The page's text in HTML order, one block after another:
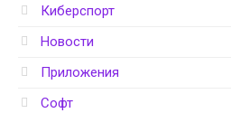
Киберспорт
Новости
Приложения
Софт